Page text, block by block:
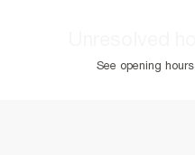
See opening hours